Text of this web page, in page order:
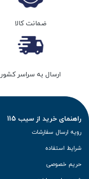
ضمانت کالا
ارسال به سراسر کشور
راهنمای خرید از سیب 115
رویه ارسال سفارشات
شرایط استفاده
حریم خصوصی